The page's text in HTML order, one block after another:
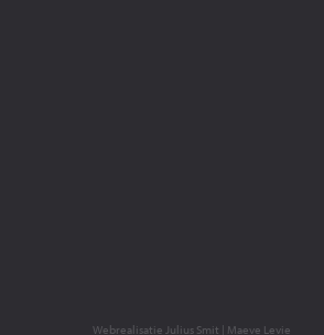
Webrealisatie Julius Smit | Maeve Levie